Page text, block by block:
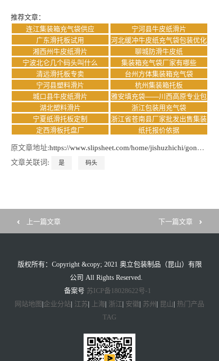
推荐文章：
连江集装箱充气袋供应
宁河县牛皮纸滑片
广东滑托板试用
河北缓冲牛皮纸充气袋包装优化
价格
湘西州牛皮纸滑片
聊城防滑牛皮纸
宁波北仑几个码头叫什么
集装箱充气袋厂家有哪些
清远滑托板专卖
台州方体集装箱充气袋
宁河县塑料滑片
杭州集装箱托板
城口县牛皮纸滑片
雅安填充袋——川西高原专业包
装解决方案专家
湖北塑料滑片
浙江包装用充气袋
宁夏纸滑托板定制
浙江省苍南县厂家批发出售集装
箱充气袋
定西滑板托盘厂 纸托报价依据
原文章地址:https://www.slipsheet.com/home/jishuzhichi/gongsidongtai/10069.html
文章关联词:
是 码头
上一篇文章 下一篇文章
版权所有：Copyright &copy; 2021 奥立包装制品（昆山）有限
公司 All Rights Reserved.
备案号 苏ICP备18028622号-1
网站地图 企业分站 江苏 上海 浙江 安徽 苏州 昆山 热门产品
TAG